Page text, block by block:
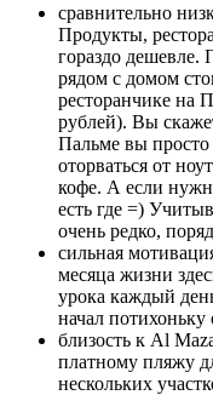
сравнительно
Продукты,
гораздо дешевле.
рядом с домом
ресторанчике на
рублей). Вы
Пальме вы просто
оторваться от
кофе. А если
есть где =)
очень редко,
сильная
месяца жизни
урока каждый
начал потихоньку
близость к Al
платному пляжу
нескольких